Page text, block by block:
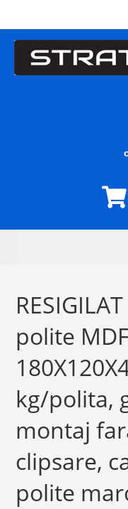
polite
kg/polita,
montaj
clipsare,
polite